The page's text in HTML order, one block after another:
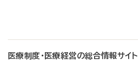
医療制度・医療経営の総合情報サイト